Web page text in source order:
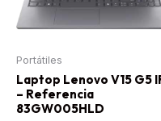
Portátiles
Laptop Lenovo V15 G5
– Referencia
83GW005HLD